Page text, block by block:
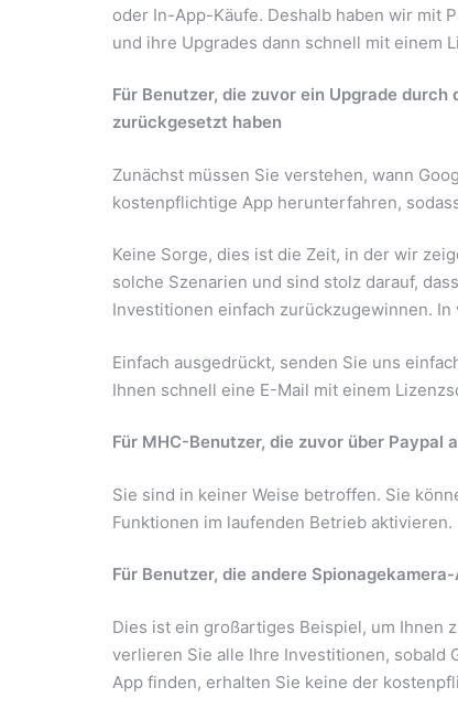
oder In-App-Käufe. Deshalb haben wir mit
und ihre Upgrades dann schnell mit einem
Für Benutzer, die zuvor ein Upgrade
zurückgesetzt haben
Zunächst müssen Sie verstehen, wann
kostenpflichtige App herunterfahren,
Keine Sorge, dies ist die Zeit, in der wir
solche Szenarien und sind stolz darauf,
Investitionen einfach zurückzugewinnen.
Einfach ausgedrückt, senden Sie uns
Ihnen schnell eine E-Mail mit einem
Für MHC-Benutzer, die zuvor über Paypal
Sie sind in keiner Weise betroffen. Sie
Funktionen im laufenden Betrieb aktivieren.
Für Benutzer, die andere
Dies ist ein großartiges Beispiel, um Ihnen
verlieren Sie alle Ihre Investitionen, sobald
App finden, erhalten Sie keine der